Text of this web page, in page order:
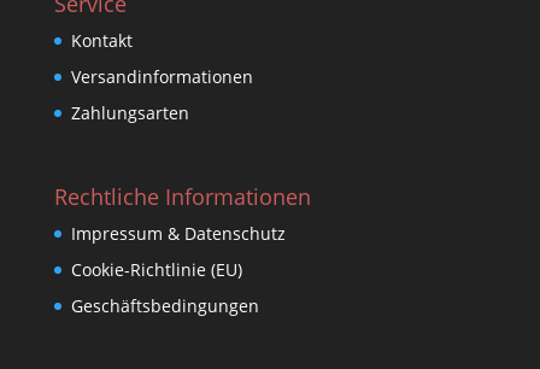
Kontakt
Versandinformationen
Zahlungsarten
Rechtliche Informationen
Impressum & Datenschutz
Cookie-Richtlinie (EU)
Geschäftsbedingungen